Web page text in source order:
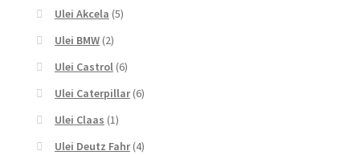
Ulei Akcela (5)
Ulei BMW (2)
Ulei Castrol (6)
Ulei Caterpillar (6)
Ulei Claas (1)
Ulei Deutz Fahr (4)